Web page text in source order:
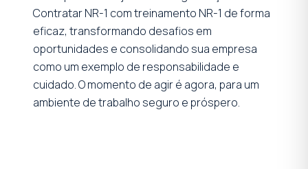
Contratar NR-1 com treinamento NR-1 de forma
eficaz, transformando desafios em
oportunidades e consolidando sua empresa
como um exemplo de responsabilidade e
cuidado. O momento de agir é agora, para um
ambiente de trabalho seguro e próspero.